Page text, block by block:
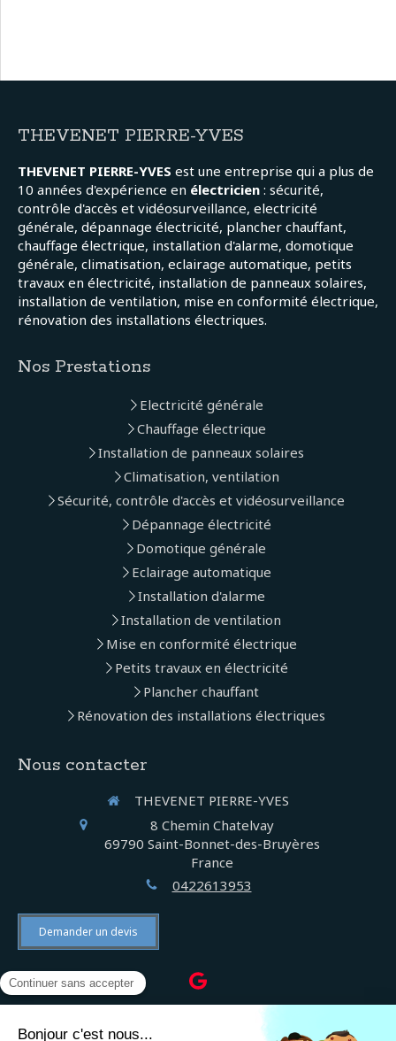
THEVENET PIERRE-YVES
THEVENET PIERRE-YVES est une entreprise qui a plus de
10 années d'expérience en électricien : sécurité,
contrôle d'accès et vidéosurveillance, electricité
générale, dépannage électricité, plancher chauffant,
chauffage électrique, installation d'alarme, domotique
générale, climatisation, eclairage automatique, petits
travaux en électricité, installation de panneaux solaires,
installation de ventilation, mise en conformité électrique,
rénovation des installations électriques.
Nos Prestations
Electricité générale
Chauffage électrique
Installation de panneaux solaires
Climatisation, ventilation
Sécurité, contrôle d'accès et vidéosurveillance
Dépannage électricité
Domotique générale
Eclairage automatique
Installation d'alarme
Installation de ventilation
Mise en conformité électrique
Petits travaux en électricité
Plancher chauffant
Rénovation des installations électriques
Nous contacter
THEVENET PIERRE-YVES
8 Chemin Chatelvay
69790 Saint-Bonnet-des-Bruyères
France
0422613953
Demander un devis